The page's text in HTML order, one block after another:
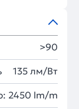
>90
135 лм/Вт
2450 lm/m